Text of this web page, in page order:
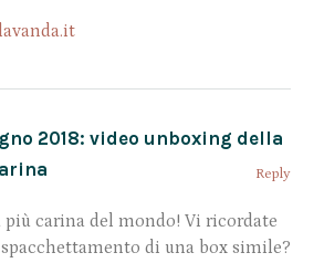
2018: video unboxing della
Reply
più carina del mondo! Vi ricordate
di una box simile?